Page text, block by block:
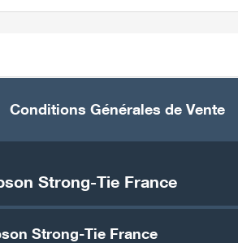
Conditions Générales de Vente
Strong-Tie France
Strong-Tie France